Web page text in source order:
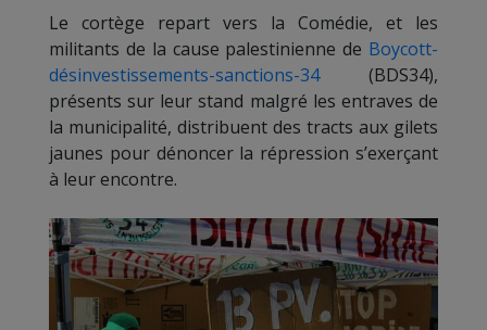
Le cortège repart vers la Comédie, et les
militants de la cause palestinienne de Boycott-
désinvestissements-sanctions-34(BDS34),
présents sur leur stand malgré les entraves de
la municipalité, distribuent des tracts aux gilets
jaunes pour dénoncer la répression s’exerçant
à leur encontre.